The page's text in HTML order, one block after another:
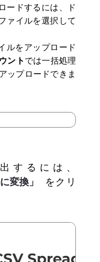
ードするには、ド
ァイルを選択して
ルをアップロード
ントでは一括処理
ップロードできま
するには、
変換」
をクリ